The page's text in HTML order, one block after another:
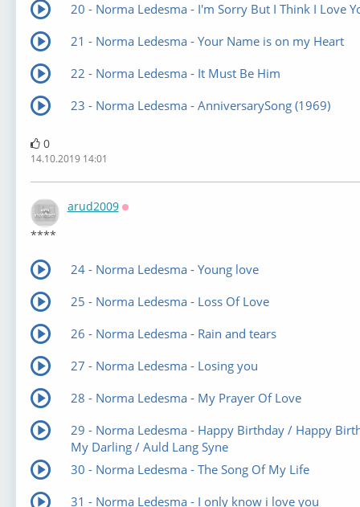
20 - Norma Ledesma - I'm Sorry But I Think I Love
21 - Norma Ledesma - Your Name is on my Heart
22 - Norma Ledesma - It Must Be Him
23 - Norma Ledesma - AnniversarySong (1969)
0
14.10.2019 14:01
arud2009
****
24 - Norma Ledesma - Young love
25 - Norma Ledesma - Loss Of Love
26 - Norma Ledesma - Rain and tears
27 - Norma Ledesma - Losing you
28 - Norma Ledesma - My Prayer Of Love
29 - Norma Ledesma - Happy Birthday / Happy
My Darling / Auld Lang Syne
30 - Norma Ledesma - The Song Of My Life
31 - Norma Ledesma - I only know i love you